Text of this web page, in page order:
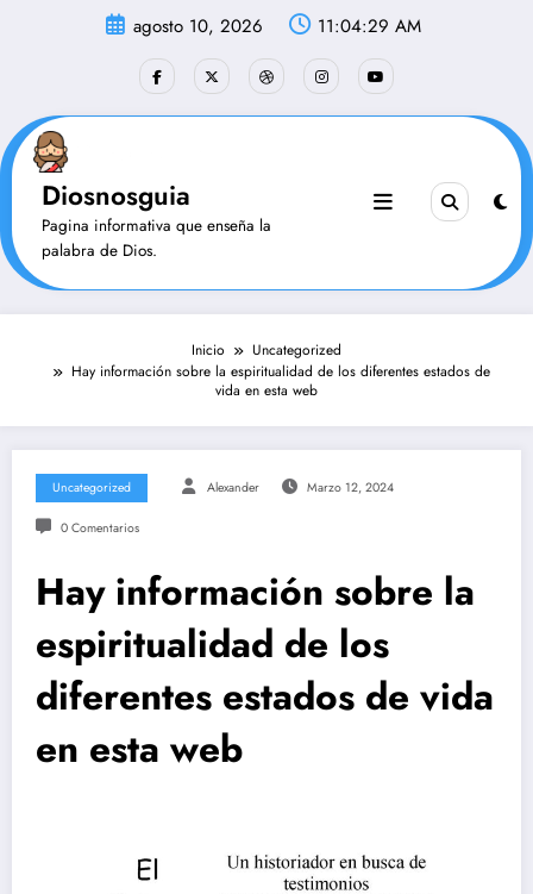
agosto 10, 2026 11:04:30 AM
Diosnosguia
Pagina informativa que enseña la
palabra de Dios.
Inicio
Uncategorized
Hay información sobre la espiritualidad de los diferentes estados de
vida en esta web
Uncategorized Alexander Marzo 12, 2024
0 Comentarios
Hay información sobre la
espiritualidad de los
diferentes estados de vida
en esta web